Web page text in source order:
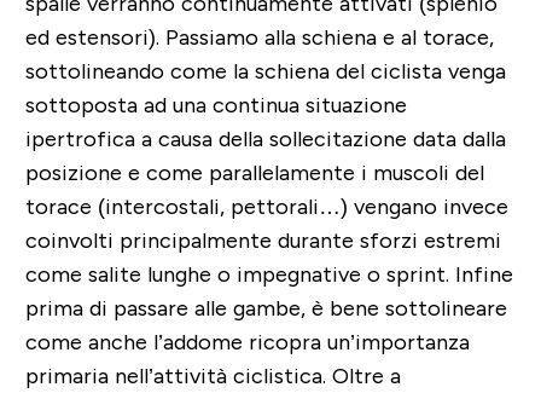
ed estensori). Passiamo alla schiena e al torace,
sottolineando come la schiena del ciclista venga
sottoposta ad una continua situazione
ipertrofica a causa della sollecitazione data dalla
posizione e come parallelamente i muscoli del
torace (intercostali, pettorali…) vengano invece
coinvolti principalmente durante sforzi estremi
come salite lunghe o impegnative o sprint. Infine
prima di passare alle gambe, è bene sottolineare
come anche l’addome ricopra un’importanza
primaria nell’attività ciclistica. Oltre a